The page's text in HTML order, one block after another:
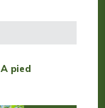
A pied